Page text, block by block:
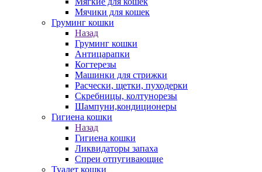
Мячики для кошек
Груминг кошки
Назад
Груминг кошки
Антицарапки
Когтерезы
Машинки для стрижки
Расчески, щетки, пуходерки
Скребницы, колтунорезы
Шампуни,кондиционеры
Гигиена кошки
Назад
Гигиена кошки
Ликвидаторы запаха
Спреи отпугивающие
Туалет кошки